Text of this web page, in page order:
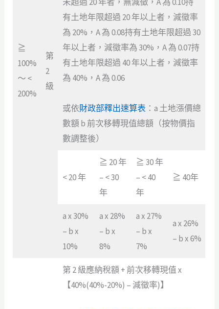
≧
100%
～ <
200%
第
2
級
有土地年限超過 20 年以上者，減徵率
為 20%，A 為 0.08持有土地年限超過 30
年以上者，減徵率為 30%，A 為 0.07持
有土地年限超過 40 年以上者，減徵率
為 40%，A 為 0.06
或依財政部釋出速算表 ：a 土地漲價總
數額 b 前次移轉現值總額（按物價指
數調整後）
< 20 年
≧ 20 年
– < 30
年
≧ 30 年
– < 40
年
≧ 40年
a x 30%
– b x
10%
a x 28%
– b x
8%
a x 27%
– b x
7%
a x 26%
– b x 6%
第 2 級應納稅額 + 前次移轉現值 x
【40%(40%-20%) – 減徵率)】